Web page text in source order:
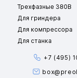
Трехфазные 380В
Для гриндера
Для компрессора
Для станка
+7 (495)